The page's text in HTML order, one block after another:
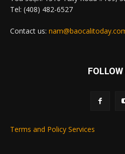
Tel: (408) 482-6527
Contact us:
FOLLOW
Terms and Policy Services